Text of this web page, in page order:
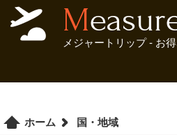
メジャートリップ - お
ホーム 国・地域